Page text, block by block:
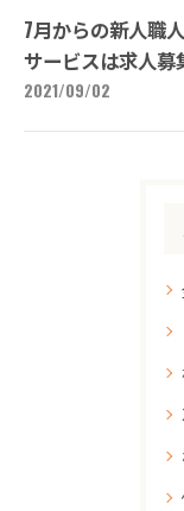
7月からの新人職
サービスは求人募
2021/09/02